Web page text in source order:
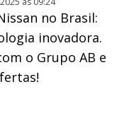
no Brasil:
inovadora.
o Grupo AB e